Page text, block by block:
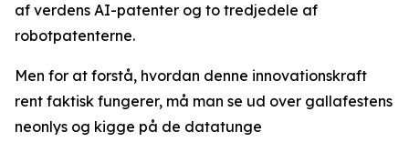
af verdens AI-patenter og to tredjedele af
robotpatenterne.
Men for at forstå, hvordan denne innovationskraft
rent faktisk fungerer, må man se ud over gallafestens
neonlys og kigge på de datatunge